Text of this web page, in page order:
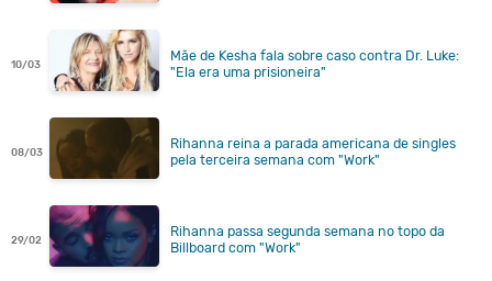
10/03
Mãe de Kesha fala sobre caso contra Dr. Luke:
"Ela era uma prisioneira"
08/03
Rihanna reina a parada americana de singles
pela terceira semana com "Work"
29/02
Rihanna passa segunda semana no topo da
Billboard com "Work"